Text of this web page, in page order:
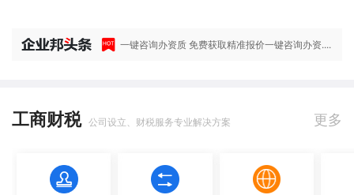
一键咨询办资质 免费获取精准报价一键咨询办资....
工商财税 公司设立、财税服务专业解决方案 更多